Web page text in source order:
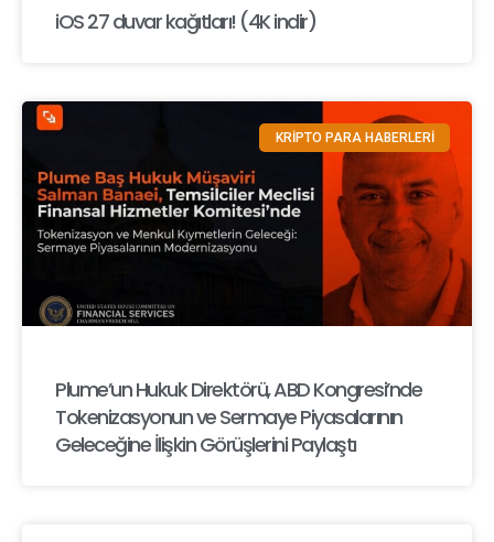
iOS 27 duvar kağıtları! (4K indir)
KRİPTO PARA HABERLERİ
Plume’un Hukuk Direktörü, ABD Kongresi’nde
Tokenizasyonun ve Sermaye Piyasalarının
Geleceğine İlişkin Görüşlerini Paylaştı